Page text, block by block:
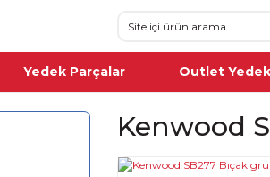
Yedek Parçalar Outlet
Kenwood